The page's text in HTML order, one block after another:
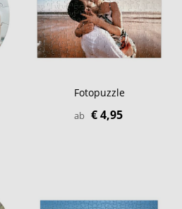
Fotopuzzle
ab € 4,95